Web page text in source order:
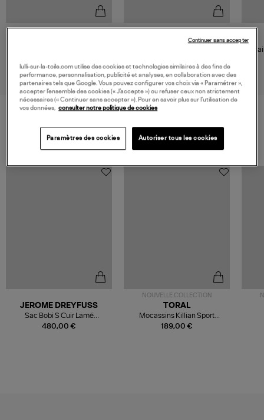
GINETTE NY
VOS DERNIERS PRODUITS VUS
480,00 €
JEROME DREYFUSS
Sac Bobi S Cuir Lamé
Champagne
NOUVELLE COLLECTION
189,00 €
TORAL
Mocassins Killian Sport
Mousse
lulli-sur-la-toile.com utilise des cookies et technologies similaires à des fins de
performance, personnalisation, publicité et analyses, en collaboration avec des
partenaires tels que Google. Vous pouvez configurer vos choix via « Paramétrer »,
accepter l’ensemble des cookies (« J’accepte ») ou refuser ceux non strictement
nécessaires (« Continuer sans accepter »). Pour en savoir plus sur l’utilisation de
vos données,
consulter notre politique de cookies
Paramètres des cookies Autoriser tous les cookies
Continuer sans accepter